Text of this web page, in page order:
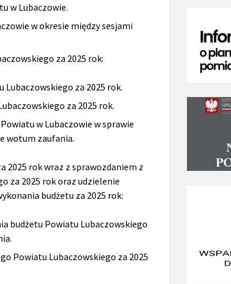
w Lubaczowie.
w okresie między sesjami
za 2025 rok:
za 2025 rok.
za 2025 rok.
w Lubaczowie w sprawie
wotum zaufania.
2025 rok wraz z sprawozdaniem z
za 2025 rok oraz udzielenie
budżetu za 2025 rok:
budżetu Powiatu Lubaczowskiego
Powiatu Lubaczowskiego za 2025